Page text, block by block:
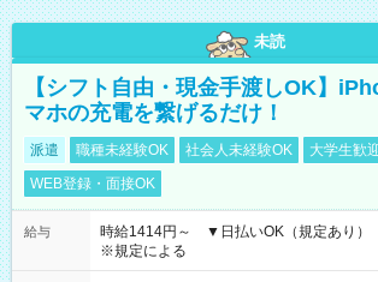
未読
【シフト自由・現金手渡しOK】
マホの充電を繋げるだけ！
派遣 職種未経験OK 社会人未経験OK 大学生歓
WEB登録・面接OK
給与
時給1414円～ ▼日払いOK（規定あり
※規定による